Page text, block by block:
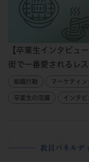
【卒業生インタビュ
街で一番愛されるレ
組織行動 マーケティン
卒業生の活躍 インタビ